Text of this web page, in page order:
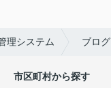
理システム ブログ
市区町村から探す